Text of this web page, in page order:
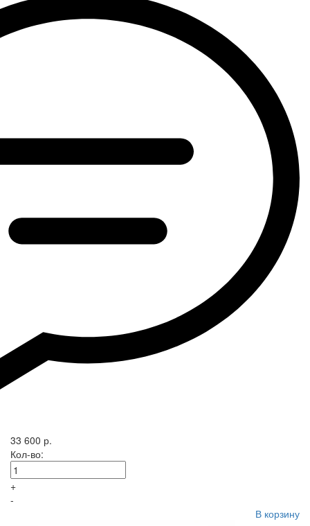
33 600 р.
Кол-во:
+
-
В корзину